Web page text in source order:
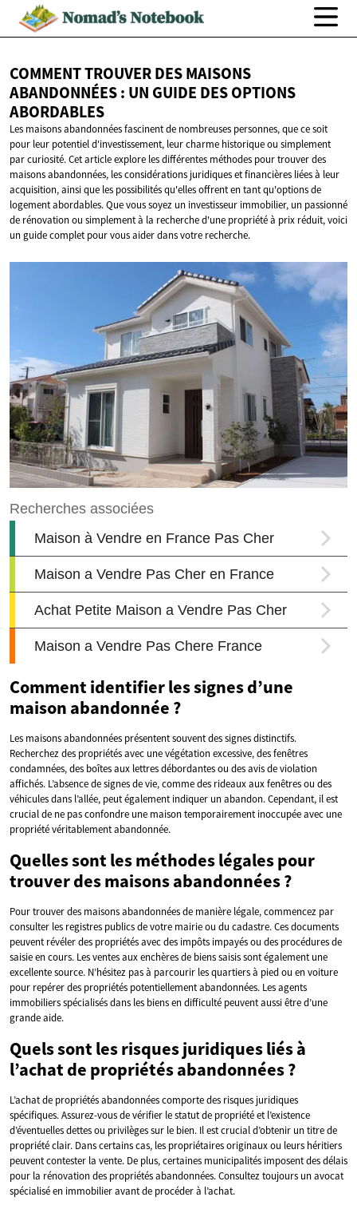
COMMENT TROUVER DES MAISONS
ABANDONNÉES : UN GUIDE DESOPTIONS
ABORDABLES
Les maisons abandonnées fascinent de nombreuses personnes, que ce soit
pour leur potentiel d'investissement, leur charme historique ou simplement
par curiosité. Cet article explore les différentes méthodes pour trouver des
maisons abandonnées, les considérations juridiques et financières liées à leur
acquisition, ainsi que les possibilités qu'elles offrent en tant qu'options de
logement abordables. Que vous soyez un investisseur immobilier, un passionné
de rénovation ou simplement à la recherche d'une propriété à prix réduit, voici
un guide complet pour vous aider dans votre recherche.
Comment identifier les signes d’une
maison abandonnée ?
Les maisons abandonnées présentent souvent des signes distinctifs.
Recherchez des propriétés avec une végétation excessive, des fenêtres
condamnées, des boîtes aux lettres débordantes ou des avis de violation
affichés. L’absence de signes de vie, comme des rideaux aux fenêtres ou des
véhicules dans l’allée, peut également indiquer un abandon. Cependant, il est
crucial de ne pas confondre une maison temporairement inoccupée avec une
propriété véritablement abandonnée.
Quelles sont les méthodes légales pour
trouver des maisons abandonnées ?
Pour trouver des maisons abandonnées de manière légale, commencez par
consulter les registres publics de votre mairie ou du cadastre. Ces documents
peuvent révéler des propriétés avec des impôts impayés ou des procédures de
saisie en cours. Les ventes aux enchères de biens saisis sont également une
excellente source. N’hésitez pas à parcourir les quartiers à pied ou en voiture
pour repérer des propriétés potentiellement abandonnées. Les agents
immobiliers spécialisés dans les biens en difficulté peuvent aussi être d’une
grande aide.
Quels sont les risques juridiques liés à
l’achat de propriétés abandonnées ?
L’achat de propriétés abandonnées comporte des risques juridiques
spécifiques. Assurez-vous de vérifier le statut de propriété et l’existence
d’éventuelles dettes ou privilèges sur le bien. Il est crucial d’obtenir un titre de
propriété clair. Dans certains cas, les propriétaires originaux ou leurs héritiers
peuvent contester la vente. De plus, certaines municipalités imposent des délais
pour la rénovation des propriétés abandonnées. Consultez toujours un avocat
spécialisé en immobilier avant de procéder à l’achat.